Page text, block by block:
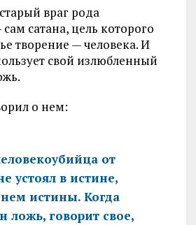
враг рода
сатана, цель которого
творение — человека. И
свой излюбленный
о нем:
от
устоял в истине,
истины. Когда
ложь, говорит свое,